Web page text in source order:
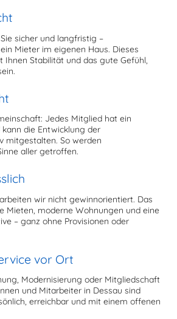
sicher und langfristig –
Mieter im eigenen Haus. Dieses
Ihnen Stabilität und das gute Gefühl,
Jedes Mitglied hat ein
die Entwicklung der
mitgestalten. So werden
aller getroffen.
wir nicht gewinnorientiert. Das
Mieten, moderne Wohnungen und eine
– ganz ohne Provisionen oder
vor Ort
Modernisierung oder Mitgliedschaft
und Mitarbeiter in Dessau sind
erreichbar und mit einem offenen